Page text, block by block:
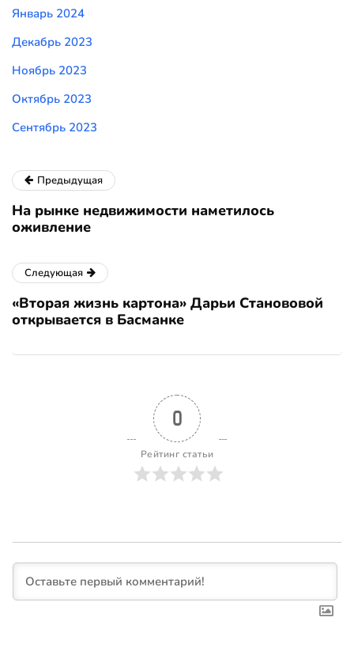
Январь 2024
Декабрь 2023
Ноябрь 2023
Октябрь 2023
Сентябрь 2023
Предыдущая
На рынке недвижимости наметилось
оживление
Следующая
«Вторая жизнь картона» Дарьи Станововой
открывается в Басманке
0
Рейтинг статьи